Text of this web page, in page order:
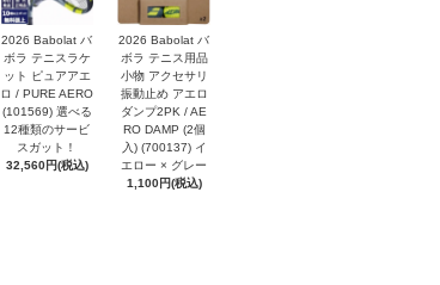
2026 Babolat バ
ボラ テニスラケ
ット ピュアアエ
ロ / PURE AERO
(101569) 選べる
12種類のサービ
スガット！
32,560円(税込)
2026 Babolat バ
ボラ テニス用品
小物 アクセサリ
振動止め アエロ
ダンプ2PK / AE
RO DAMP (2個
入) (700137) イ
エロー × グレー
1,100円(税込)